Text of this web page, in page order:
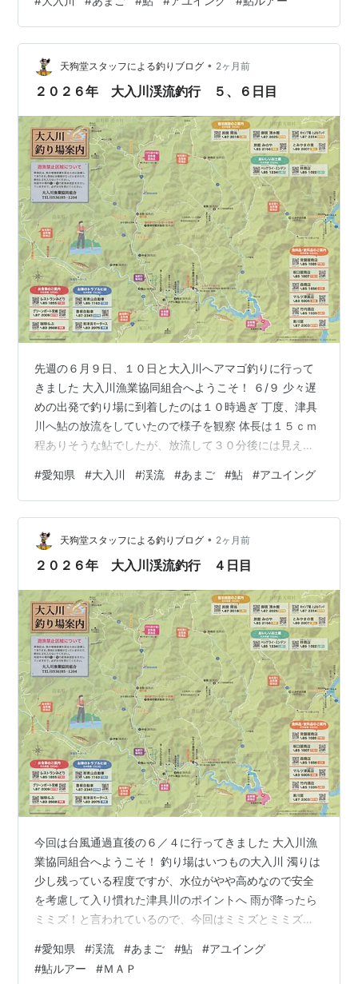
手伝いをさせてもらいました 今年も利用させていただき
ます 午後からは鮎の様子を見ながら津具川でアマゴ釣り
開始 いつものように川虫を取ってから釣り上がっていき
ますが３０℃近い気温のせいか、なかなかアタリがあり
ません 待望の一匹目を掛けるも、浅瀬を走り回られたあ
天狗堂スタッフによる釣りブログ • 2ヶ月前
２０２６年 大入川渓流釣行 ５、６日目
先週の６月９日、１０日と大入川へアマゴ釣りに行って
きました 大入川漁業協同組合へようこそ！ ６/９ 少々遅
めの出発で釣り場に到着したのは１０時過ぎ 丁度、津具
川へ鮎の放流をしていたので様子を観察 体長は１５ｃｍ
程ありそうな鮎でしたが、放流して３０分後には見えな
しみです アマゴ釣り開始は午後になってから 津具川で普
段の鮎釣りでは入らないポイントを上流へ遡行 ２２ｃｍ
程のいいサイズが釣れました！ が、この日の釣果は一匹
のみでした ６/１０ 早朝より坂宇場川の上流へ車を走ら
せましたが、入渓しやすい場所を見つけられず、中流域
#愛知県 #大入川 #渓流 #あまご #鮎 #アユイング
天狗堂スタッフによる釣りブログ • 2ヶ月前
２０２６年 大入川渓流釣行 ４日目
今回は台風通過直後の６／４に行ってきました 大入川漁
業協同組合へようこそ！ 釣り場はいつもの大入川 濁りは
少し残っている程度ですが、水位がやや高めなので安全
を考慮して入り慣れた津具川のポイントへ 雨が降ったら
ミミズ！と言われているので、今回はミミズとミミズ通
ミズが針を通した部分のみになるとアタリが止まります
魚の食い気はありそうなので川虫の採取を試みますが、
#愛知県 #渓流 #あまご #鮎 #アユイング
#鮎ルアー #ＭＡＰ